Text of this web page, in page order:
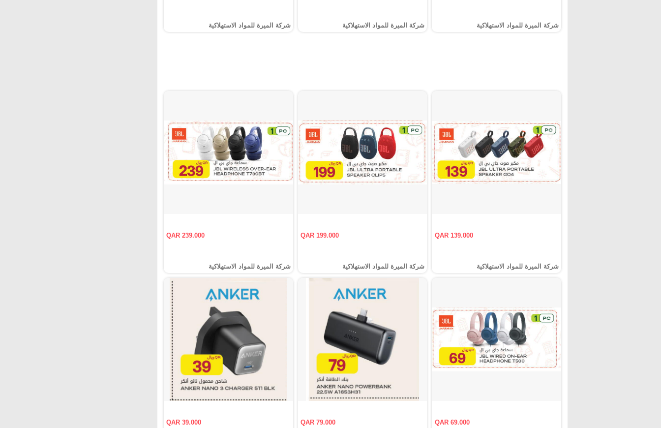
شركة الميرة للمواد الاستهلاكية شركة الميرة للمواد الاستهلاكية شركة الميرة للمواد الاستهلاكية
QAR 139.000
شركة الميرة للمواد الاستهلاكية
QAR 199.000
شركة الميرة للمواد الاستهلاكية
QAR 239.000
شركة الميرة للمواد الاستهلاكية
QAR 69.000
QAR 79.000
QAR 39.000